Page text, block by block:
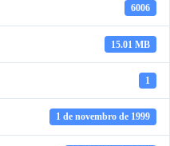
6006
15.01 MB
1
1 de novembro de 1999